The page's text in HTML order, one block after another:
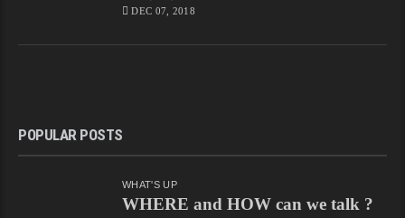
DEC 07, 2018
POPULAR POSTS
WHAT'S UP
WHERE and HOW can we talk ?